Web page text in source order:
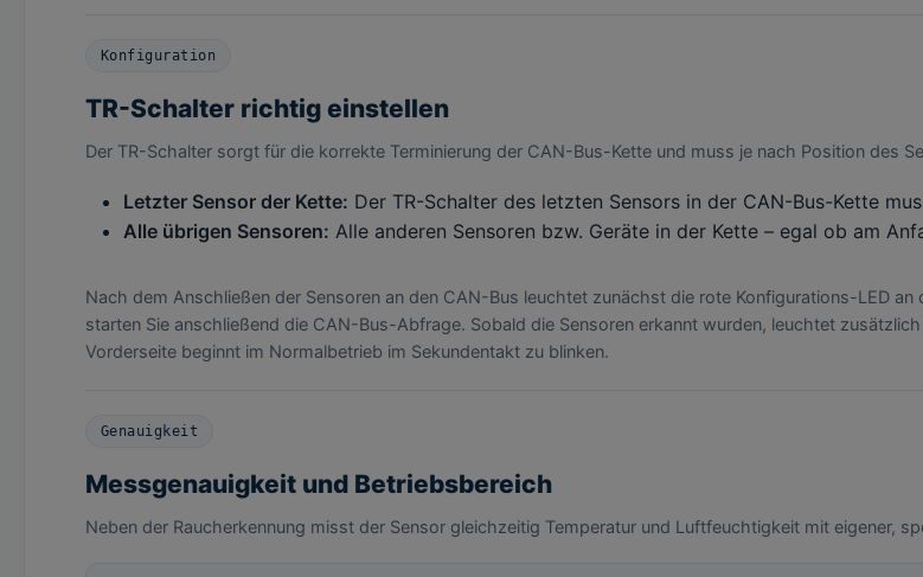
Konfiguration
TR-Schalter richtig einstellen
Der TR-Schalter sorgt für die korrekte Terminierung der CAN-Bus-Kette und muss je nach Position des
Letzter Sensor der Kette: Der TR-Schalter des letzten Sensors in der CAN-Bus-Kette
Alle übrigen Sensoren: Alle anderen Sensoren bzw. Geräte in der Kette – egal ob am
Nach dem Anschließen der Sensoren an den CAN-Bus leuchtet zunächst die rote Konfigurations-LED
starten Sie anschließend die CAN-Bus-Abfrage. Sobald die Sensoren erkannt wurden, leuchtet
Vorderseite beginnt im Normalbetrieb im Sekundentakt zu blinken.
Genauigkeit
Messgenauigkeit und Betriebsbereich
Neben der Raucherkennung misst der Sensor gleichzeitig Temperatur und Luftfeuchtigkeit mit eigener,